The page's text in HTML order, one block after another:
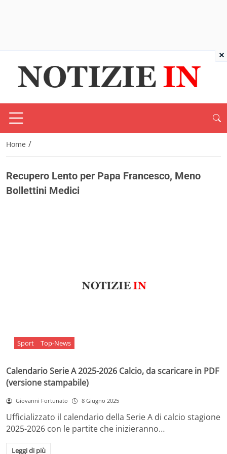
Home /
Recupero Lento per Papa Francesco, Meno
Bollettini Medici
Sport Top-News
Calendario Serie A 2025-2026 Calcio, da scaricare in PDF
(versione stampabile)
Giovanni Fortunato 8 Giugno 2025
Ufficializzato il calendario della Serie A di calcio stagione
2025-2026 con le partite che inizieranno…
Leggi di più
×